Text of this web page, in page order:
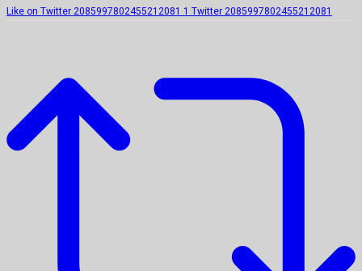
Like on Twitter 2085997802455212081 1 Twitter 2085997802455212081